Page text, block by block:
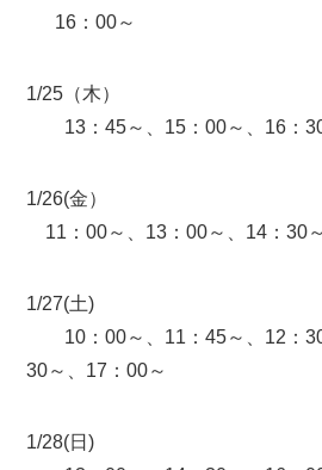
16：00～
1/25（木）
13：45～、15：00～、16：
1/26(金）
11：00～、13：00～、14：30
1/27(土)
10：00～、11：45～、12：30
30～、17：00～
1/28(日)